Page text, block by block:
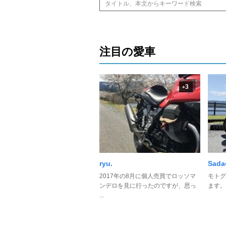
注目の愛車
+3
ryu.
2017年の8月に個人売買でロッソマ
ンデロを見に行ったのですが、思っ
...
モト
ます